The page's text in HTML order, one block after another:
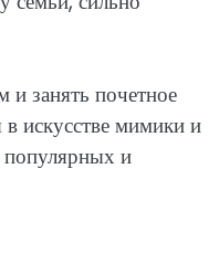
занять почетное
искусстве мимики и
популярных и